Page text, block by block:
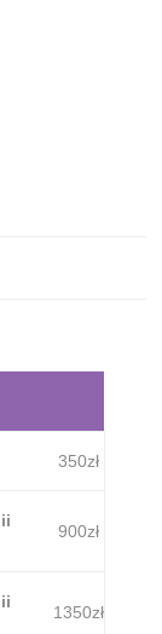
350zł
900zł
1350zł